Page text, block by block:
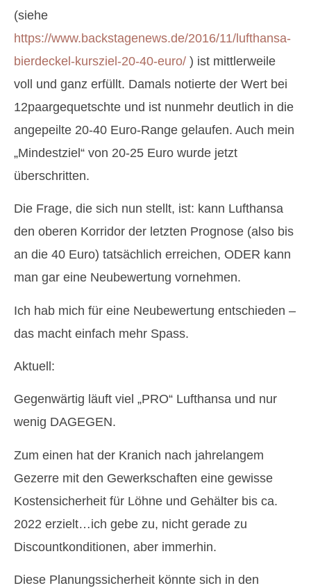
(siehe
https://www.backstagenews.de/2016/11/lufthansa-
bierdeckel-kursziel-20-40-euro/ ) ist mittlerweile
voll und ganz erfüllt. Damals notierte der Wert bei
12paargequetschte und ist nunmehr deutlich in die
angepeilte 20-40 Euro-Range gelaufen. Auch mein
„Mindestziel“ von 20-25 Euro wurde jetzt
überschritten.
Die Frage, die sich nun stellt, ist: kann Lufthansa
den oberen Korridor der letzten Prognose (also bis
an die 40 Euro) tatsächlich erreichen, ODER kann
man gar eine Neubewertung vornehmen.
Ich hab mich für eine Neubewertung entschieden –
das macht einfach mehr Spass.
Aktuell:
Gegenwärtig läuft viel „PRO“ Lufthansa und nur
wenig DAGEGEN.
Zum einen hat der Kranich nach jahrelangem
Gezerre mit den Gewerkschaften eine gewisse
Kostensicherheit für Löhne und Gehälter bis ca.
2022 erzielt…ich gebe zu, nicht gerade zu
Discountkonditionen, aber immerhin.
Diese Planungssicherheit könnte sich in den